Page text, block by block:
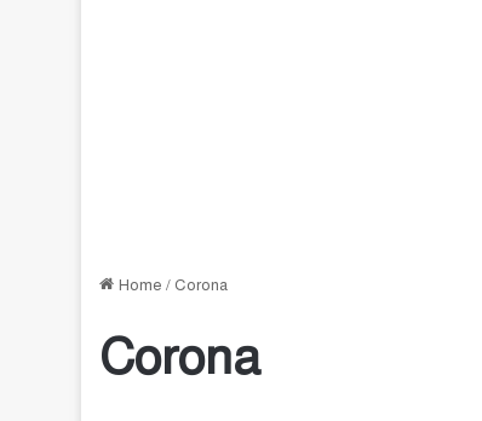
Home / Corona
Corona